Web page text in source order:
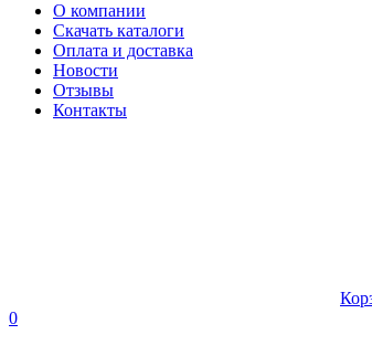
О компании
Скачать каталоги
Оплата и доставка
Новости
Отзывы
Контакты
0